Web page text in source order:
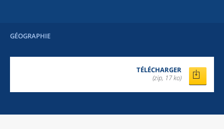
GÉOGRAPHIE
TÉLÉCHARGER
(zip, 17 ko)